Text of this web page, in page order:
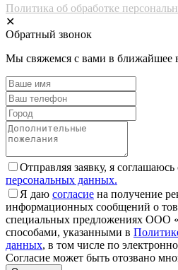
Политика об обработке
✕
Обратный звонок
Мы свяжемся с вами в ближайшее
Отправляя заявку, я соглашаюсь
персональных данных.
Я даю согласие на получение
информационных сообщений о
специальных предложениях ООО
способами, указанными в
данных, в том числе по
Согласие может быть отозвано